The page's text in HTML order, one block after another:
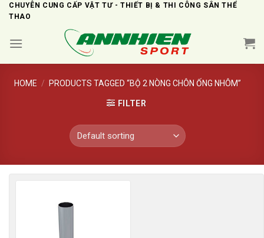
SkipCHUYÊN CUNG CẤP VẬT TƯ - THIẾT BỊ & THI CÔNG SÂN THỂ
THAO
HOME / PRODUCTS TAGGED “BỘ 2 NÒNG CHÔN ỐNG NHÔM”
FILTER